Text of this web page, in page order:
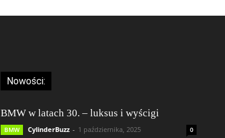
Nowości:
BMW w latach 30. – luksus i wyścigi
BMW CylinderBuzz - 1 października, 2025 0